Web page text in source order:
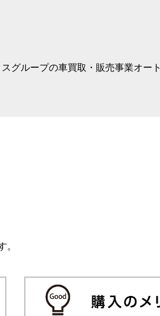
グループの車買取・販売事業オート